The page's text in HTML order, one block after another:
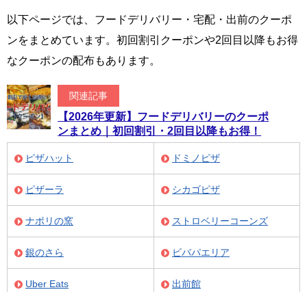
以下ページでは、フードデリバリー・宅配・出前のクーポ
ンをまとめています。初回割引クーポンや2回目以降もお得
なクーポンの配布もあります。
関連記事
【2026年更新】フードデリバリーのクーポ
ンまとめ｜初回割引・2回目以降もお得！
ピザハット ドミノピザ
ピザーラ シカゴピザ
ナポリの窯 ストロベリーコーンズ
銀のさら ビバパエリア
Uber Eats 出前館